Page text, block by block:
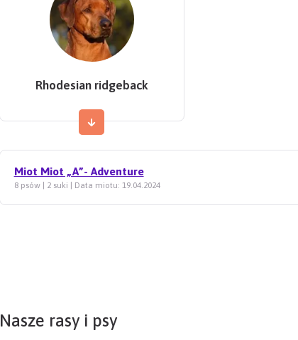
Rhodesian ridgeback
Miot Miot „A”- Adventure
8 psów | 2 suki | Data miotu: 19.04.2024
Nasze rasy i psy